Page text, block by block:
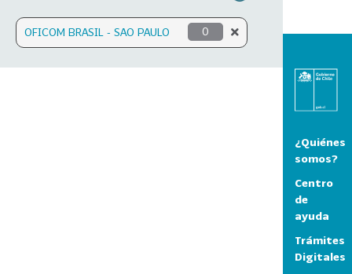
OFICOM BRASIL - SAO PAULO 0
¿Quiénes
somos?
Centro
de
ayuda
Trámites
Digitales